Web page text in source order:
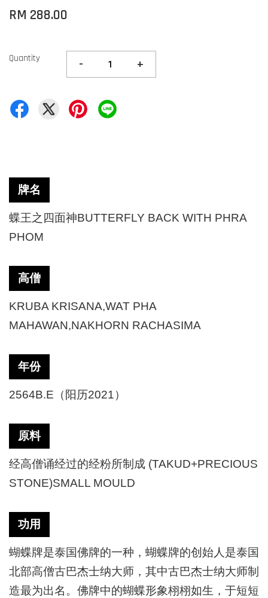
RM 288.00
Quantity - +
牌名
蝶王之四面神BUTTERFLY BACK WITH PHRA
PHOM
高僧
KRUBA KRISANA,WAT PHA
MAHAWAN,NAKHORN RACHASIMA
年份
2564B.E（阳历2021）
原料
经高僧诵经过的经粉所制成 (TAKUD+PRECIOUS
STONE)SMALL MOULD
功用
蝴蝶牌是泰国佛牌的一种，蝴蝶牌的创始人是泰国
北部高僧古巴杰士纳大师，其中古巴杰士纳大师制
造最为出名。佛牌中的蝴蝶形象栩栩如生，于短短